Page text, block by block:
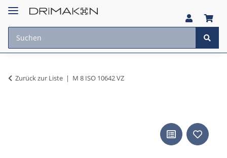
Zurück zur Liste M 8 ISO 10642 VZ